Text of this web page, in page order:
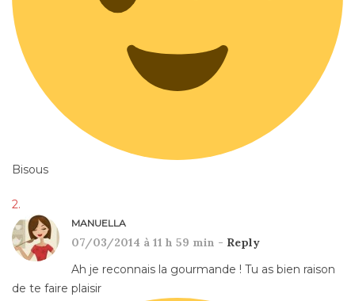
Bisous
MANUELLA
07/03/2014 à 11 h 59 min - Reply
Ah je reconnais la gourmande ! Tu as bien raison
de te faire plaisir